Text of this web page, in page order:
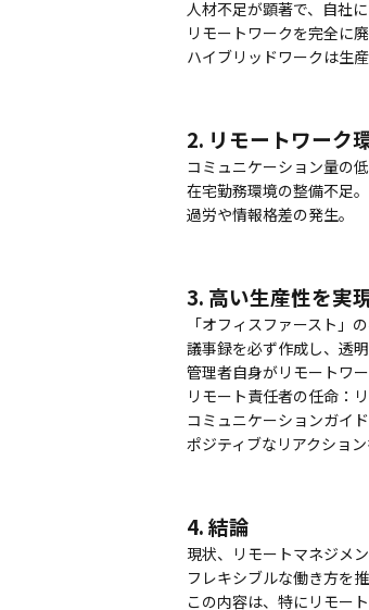
人材不足が顕著で、自社
リモートワークを完全に
ハイブリッドワークは生
2. リモートワーク
コミュニケーション量の低
在宅勤務環境の整備不足。
過労や情報格差の発生。
3. 高い生産性を実
「オフィスファースト」
議事録を必ず作成し、透明
管理者自身がリモートワー
リモート責任者の任命：
コミュニケーションガイ
ポジティブなリアクショ
4. 結論
現状、リモートマネジメ
フレキシブルな働き方を
この内容は、特にリモー